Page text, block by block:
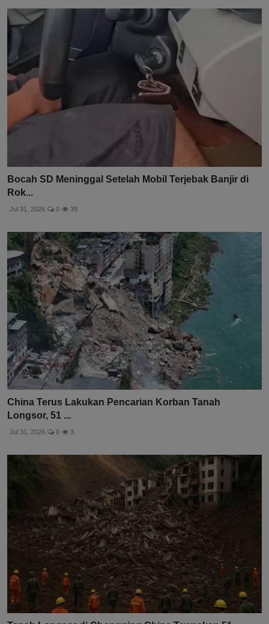
Bocah SD Meninggal Setelah Mobil Terjebak Banjir di
Rok...
Jul 31, 2026 0 39
China Terus Lakukan Pencarian Korban Tanah
Longsor, 51 ...
Jul 31, 2026 0 3